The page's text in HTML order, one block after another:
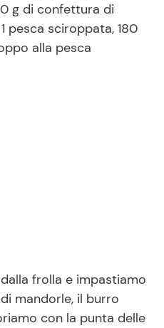
g di confettura di
pesca sciroppata, 180
alla pesca
frolla e impastiamo
mandorle, il burro
con la punta delle